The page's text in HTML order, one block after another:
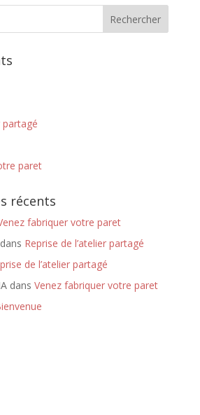
partagé
paret
récents
fabriquer votre paret
Reprise de l’atelier partagé
de l’atelier partagé
dans Venez fabriquer votre paret